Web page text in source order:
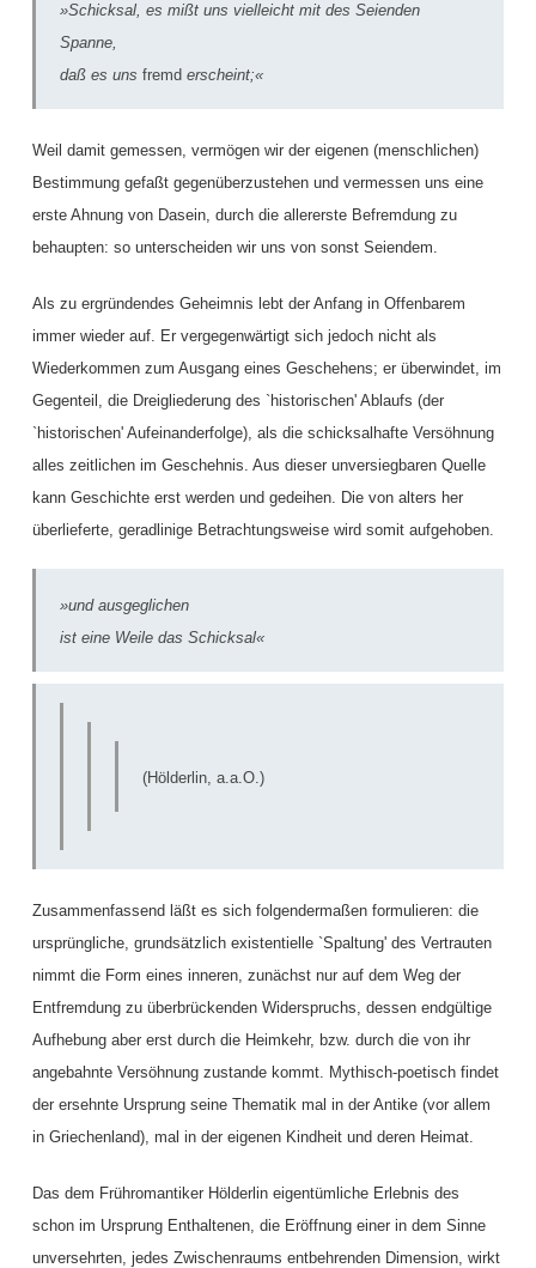
»Schicksal, es mißt uns vielleicht mit des Seienden
Spanne,
daß es uns fremd erscheint;«
Weil damit gemessen, vermögen wir der eigenen (menschlichen)
Bestimmung gefaßt gegenüberzustehen und vermessen uns eine
erste Ahnung von Dasein, durch die allererste Befremdung zu
behaupten: so unterscheiden wir uns von sonst Seiendem.
Als zu ergründendes Geheimnis lebt der Anfang in Offenbarem
immer wieder auf. Er vergegenwärtigt sich jedoch nicht als
Wiederkommen zum Ausgang eines Geschehens; er überwindet, im
Gegenteil, die Dreigliederung des `historischen' Ablaufs (der
`historischen' Aufeinanderfolge), als die schicksalhafte Versöhnung
alles zeitlichen im Geschehnis. Aus dieser unversiegbaren Quelle
kann Geschichte erst werden und gedeihen. Die von alters her
überlieferte, geradlinige Betrachtungsweise wird somit aufgehoben.
»und ausgeglichen
ist eine Weile das Schicksal«
(Hölderlin, a.a.O.)
Zusammenfassend läßt es sich folgendermaßen formulieren: die
ursprüngliche, grundsätzlich existentielle `Spaltung' des Vertrauten
nimmt die Form eines inneren, zunächst nur auf dem Weg der
Entfremdung zu überbrückenden Widerspruchs, dessen endgültige
Aufhebung aber erst durch die Heimkehr, bzw. durch die von ihr
angebahnte Versöhnung zustande kommt. Mythisch-poetisch findet
der ersehnte Ursprung seine Thematik mal in der Antike (vor allem
in Griechenland), mal in der eigenen Kindheit und deren Heimat.
Das dem Frühromantiker Hölderlin eigentümliche Erlebnis des
schon im Ursprung Enthaltenen, die Eröffnung einer in dem Sinne
unversehrten, jedes Zwischenraums entbehrenden Dimension, wirkt